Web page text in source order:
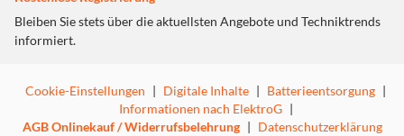
Bleiben Sie stets über die aktuellsten Angebote und Techniktrends
informiert.
Cookie-Einstellungen | Digitale Inhalte | Batterieentsorgung |
Informationen nach ElektroG |
AGB Onlinekauf / Widerrufsbelehrung | Datenschutzerklärung